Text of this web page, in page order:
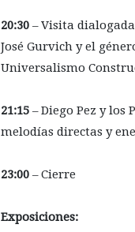
20:30 – Visita
José Gurvich y el
Universalismo
21:15 – Diego Pez y
melodías directas y
23:00 – Cierre
Exposiciones: